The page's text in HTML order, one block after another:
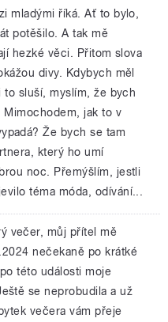
mladými říká. Ať to bylo,
potěšilo. A tak mě
hezké věci. Přitom slova
divy. Kdybych měl
to sluší, myslím, že bych
jak to v
Že bych se tam
který ho umí
noc. Přemýšlím, jestli
téma móda, odívání...
večer, můj přítel mě
nečekaně po krátké
této události moje
se neprobudila a už
večera vám přeje